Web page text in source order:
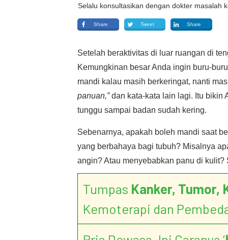
Selalu konsultasikan dengan dokter masalah
Share Tweet Share
Setelah beraktivitas di luar ruangan di
Kemungkinan besar Anda ingin buru-
mandi kalau masih berkeringat, nanti
panuan,”dan kata-kata lain lagi. Itu bikin
tunggu sampai badan sudah kering.
Sebenarnya, apakah boleh mandi saat
yang berbahaya bagi tubuh? Misalnya
angin? Atau menyebabkan panu di
Tumpas Kanker, Tumor,
Kemoterapi dan